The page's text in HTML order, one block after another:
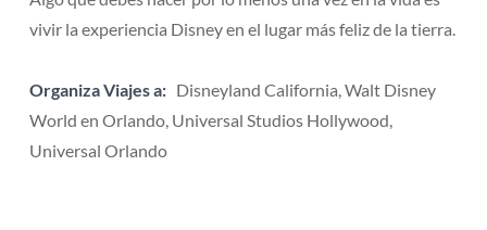
vivir la experiencia Disney en el lugar más feliz de la tierra.
Organiza Viajes a: Disneyland California, Walt Disney
World en Orlando, Universal Studios Hollywood,
Universal Orlando